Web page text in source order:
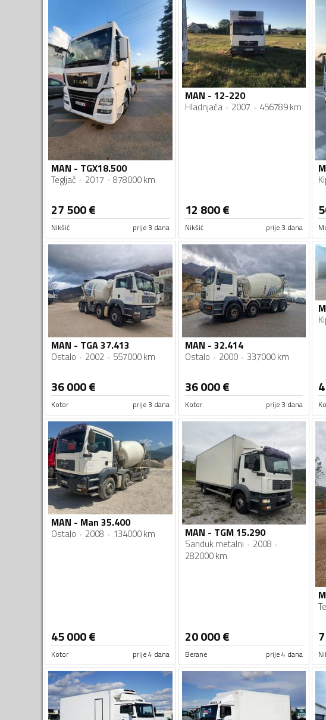
MAN - TGX18.500
Tegljač 2017 878000 km
27 500€
Nikšić prije 3 dana
MAN - 12-220
Hladnjača 2007 456789 km
12 800€
Nikšić prije 3 dana
MAN - TGA 37.413
Ostalo 2002 557000 km
36 000€
Kotor prije 3 dana
MAN - 32.414
Ostalo 2000 337000 km
36 000€
Kotor prije 3 dana
MAN - Man 35.400
Ostalo 2008 134000 km
45 000€
Kotor prije 4 dana
MAN - TGM 15.290
Sanduk metalni
2008
282000 km
20 000€
Berane prije 4 dana